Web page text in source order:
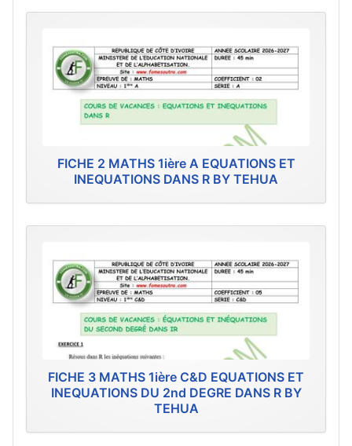
FICHE 2 MATHS 1ière A EQUATIONS ET
INEQUATIONS DANS R BY TEHUA
FICHE 3 MATHS 1ière C&D EQUATIONS ET
INEQUATIONS DU 2nd DEGRE DANS R BY
TEHUA